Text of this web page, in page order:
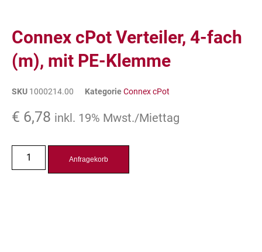
Connex cPot Verteiler, 4-fach
(m), mit PE-Klemme
SKU 1000214.00 KategorieConnex cPot
€ 6,78 inkl. 19% Mwst./Miettag
Anfragekorb